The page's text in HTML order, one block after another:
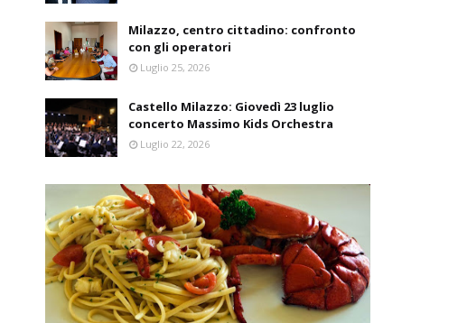
Milazzo, centro cittadino: confronto
con gli operatori
Luglio 25, 2026
Castello Milazzo: Giovedì 23 luglio
concerto Massimo Kids Orchestra
Luglio 22, 2026